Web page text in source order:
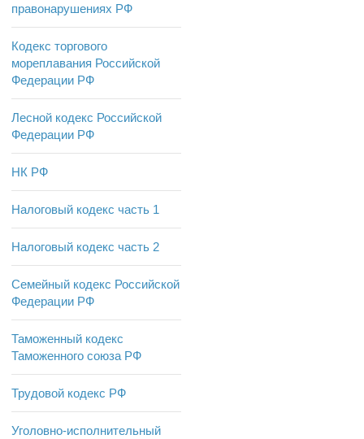
правонарушениях РФ
Кодекс торгового
мореплавания Российской
Федерации РФ
Лесной кодекс Российской
Федерации РФ
НК РФ
Налоговый кодекс часть 1
Налоговый кодекс часть 2
Семейный кодекс Российской
Федерации РФ
Таможенный кодекс
Таможенного союза РФ
Трудовой кодекс РФ
Уголовно-исполнительный